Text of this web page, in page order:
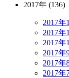
2017年 (136)
2017年
2017年
2017年
2017年
2017年
2017年